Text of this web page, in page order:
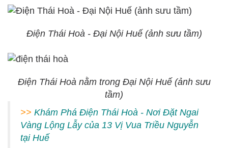
Điện Thái Hoà - Đại Nội Huế (ảnh sưu tầm)
Điện Thái Hoà nằm trong Đại Nội Huế (ảnh sưu
tầm)
>> Khám Phá Điện Thái Hoà - Nơi Đặt Ngai
Vàng Lộng Lẫy của 13 Vị Vua Triều Nguyễn
tại Huế